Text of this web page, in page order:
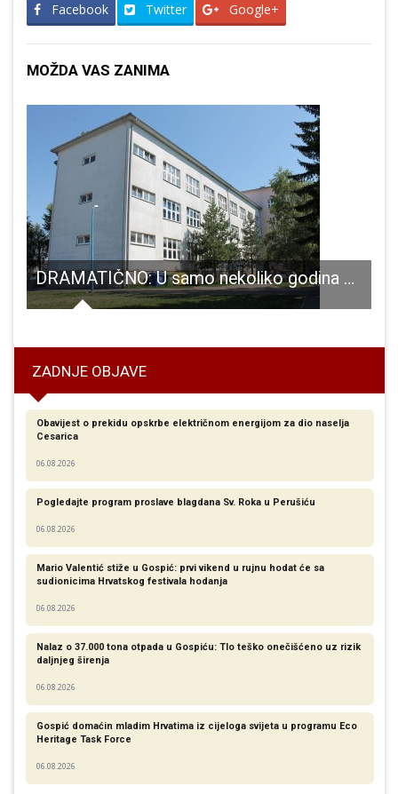
Facebook Twitter Google+
MOŽDA VAS ZANIMA
DRAMATIČNO: U samo nekoliko godina u dvije gospićke srednje škole 160 učenika manje!!!
ZADNJE OBJAVE
Obavijest o prekidu opskrbe električnom energijom za dio naselja
Cesarica
06.08.2026
Pogledajte program proslave blagdana Sv. Roka u Perušiću
06.08.2026
Mario Valentić stiže u Gospić: prvi vikend u rujnu hodat će sa
sudionicima Hrvatskog festivala hodanja
06.08.2026
Nalaz o 37.000 tona otpada u Gospiću: Tlo teško onečišćeno uz rizik
daljnjeg širenja
06.08.2026
Gospić domaćin mladim Hrvatima iz cijeloga svijeta u programu Eco
Heritage Task Force
06.08.2026